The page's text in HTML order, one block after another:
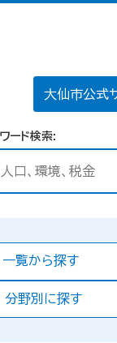
大仙市公式
ード検索
一覧から探す
分野別に探す
見つか